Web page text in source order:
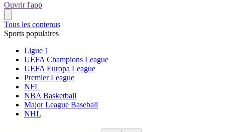
Ouvrir l'app
Tous les contenus
Sports populaires
Ligue 1
UEFA Champions League
UEFA Europa League
Premier League
NFL
NBA Basketball
Major League Baseball
NHL